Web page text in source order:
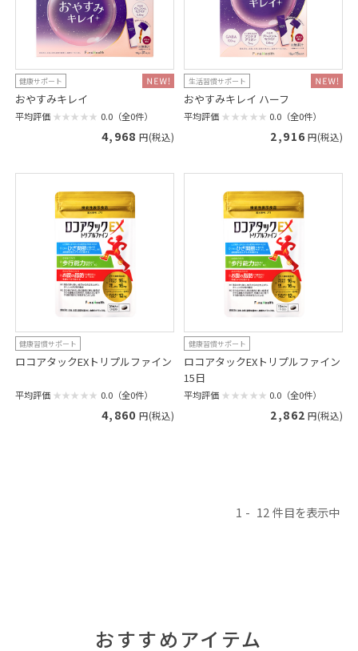
健康サポート
おやすみキレイ
平均評価 0.0（全0件）
4,968 円(税込)
生活習慣サポート
おやすみキレイ ハーフ
平均評価 0.0（全0件）
2,916 円(税込)
健康習慣サポート
ロコアタックEXトリプルファイン
平均評価 0.0（全0件）
4,860 円(税込)
健康習慣サポート
ロコアタックEXトリプルファイン
15日
平均評価 0.0（全0件）
2,862 円(税込)
1 12
おすすめアイテム